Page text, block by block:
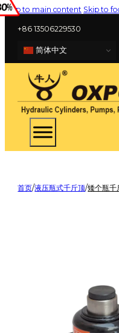
Skip to main content Skip to
+86 13506229530
简体中文
首页/液压瓶式千斤顶/矮个瓶千